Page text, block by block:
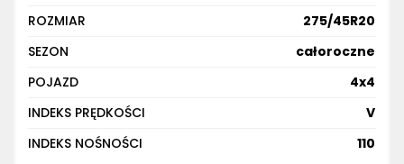
ROZMIAR
275/45R20
SEZON
całoroczne
POJAZD
4x4
INDEKS PRĘDKOŚCI
V
INDEKS NOŚNOŚCI
110